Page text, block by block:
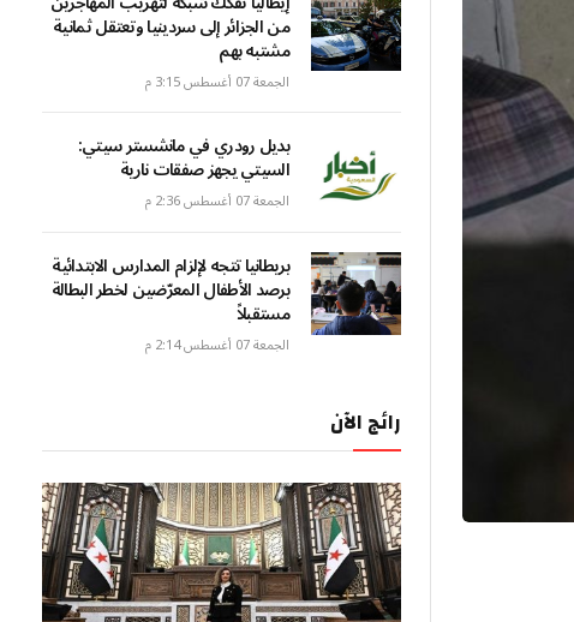
من الجزائر إلى سردينيا وتعتقل ثمانية
مشتبه بهم
الجمعة 07 أغسطس 3:15 م
بديل رودري في مانشستر سيتي:
السيتي يجهز صفقات نارية
الجمعة 07 أغسطس 2:36 م
بريطانيا تتجه لإلزام المدارس الابتدائية
برصد الأطفال المعرّضين لخطر البطالة
مستقبلاً
الجمعة 07 أغسطس 2:14 م
رائج الآن